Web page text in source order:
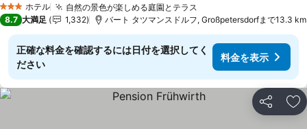
3 ホテルのランク
ホテル 自然の景色が楽しめる庭園とテラス
8.7 大満足 1,332 バート タツマンスドルフ, Großpetersdorfまで13.3 km
正確な料金を確認するには日付を選択してく
ださい
料金を表示
シェア お